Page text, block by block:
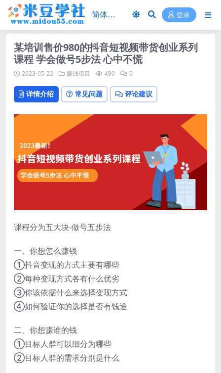
登录
某培训售价980的抖音短视频带货创业系列
课程 学会做号5步法 心中不慌
2023-05-22 赚钱项目 490 0
详情介绍 常见问题 评论建议
课程分为五大块-做号五步法
一、你想怎么赚钱
①抖音变现的方式主要有哪些
②每种变现方式各有什么优劣
③你该依据什么来选择变现方式
④如何验证你的选择是否有钱途
二、你想赚谁的钱
①目标人群可以细分为哪些
②目标人群的需求分别是什么